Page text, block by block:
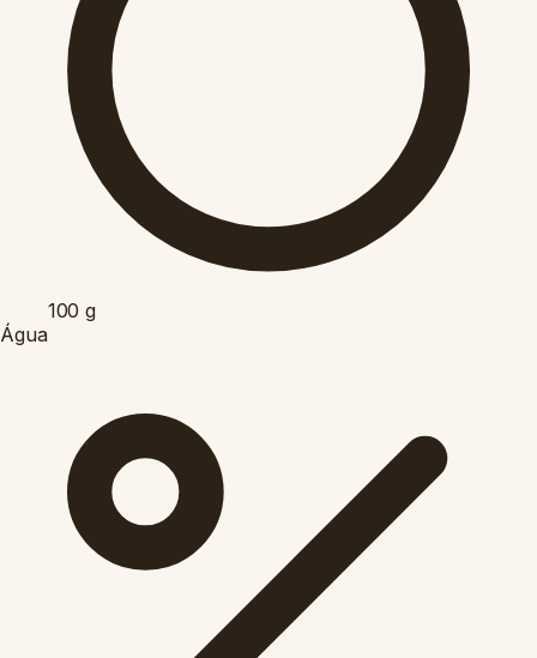
100 g
Água